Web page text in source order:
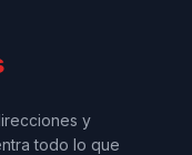
y
todo lo que